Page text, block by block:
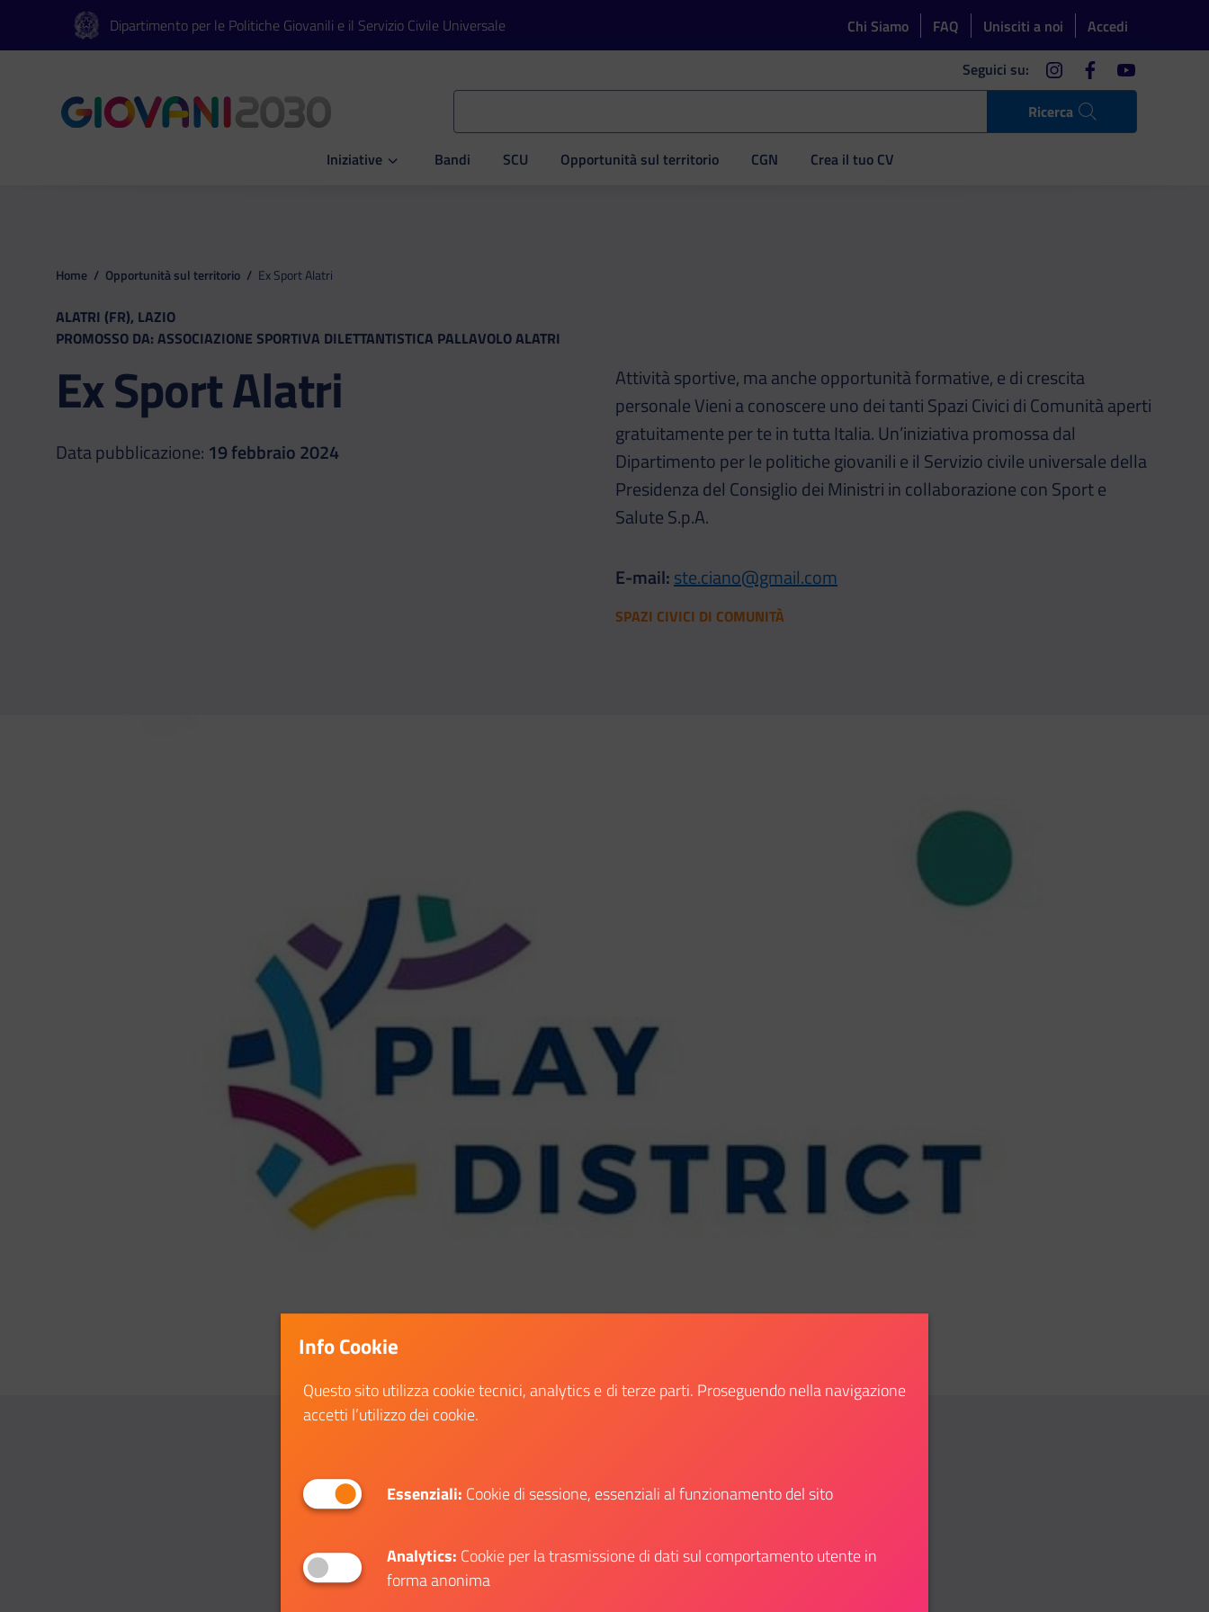
Vai al contenuto principale
Vai al footer Dipartimento per le Politiche Giovanili e il Servizio Civile Universale Chi Siamo FAQ Unisciti a noi Accedi
Ricerca
Seguici su: instagramfacebookyoutube
Iniziative
Apri Iniziative Bandi SCU Opportunità sul territorio CGN Crea il tuo CV
Home / Opportunità sul territorio / Ex Sport Alatri
ALATRI (FR), LAZIO
PROMOSSO DA: ASSOCIAZIONE SPORTIVA DILETTANTISTICA PALLAVOLO ALATRI
Ex Sport Alatri
Data pubblicazione: 19 febbraio 2024
Attività sportive, ma anche opportunità formative, e di crescita
personale Vieni a conoscere uno dei tanti Spazi Civici di Comunità aperti
gratuitamente per te in tutta Italia. Un’iniziativa promossa dal
Dipartimento per le politiche giovanili e il Servizio civile universale della
Presidenza del Consiglio dei Ministri in collaborazione con Sport e
Salute S.p.A.
E-mail:ste.ciano@gmail.com
SPAZI CIVICI DI COMUNITÀ
Condividi: Condividi su Facebook
Condividi su TwitterCondividi su Whatsapp
Condividi su Telegram
Info Cookie
Questo sito utilizza cookie tecnici, analytics e di terze parti. Proseguendo nella navigazione
accetti l’utilizzo dei cookie.
Essenziali: Cookie di sessione, essenziali al funzionamento del sito
Analytics: Cookie per la trasmissione di dati sul comportamento utente in
forma anonima